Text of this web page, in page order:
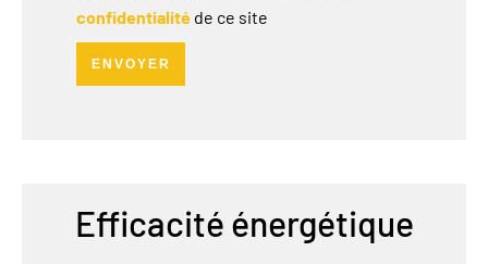
confidentialité de ce site
ENVOYER
Efficacité énergétique